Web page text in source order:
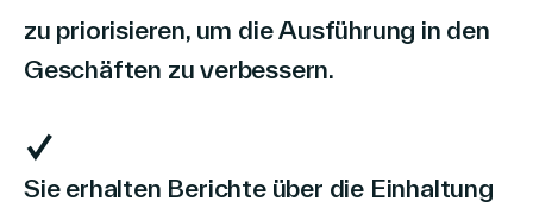
zu priorisieren, um die Ausführung in den
Geschäften zu verbessern.
Sie erhalten Berichte über die Einhaltung